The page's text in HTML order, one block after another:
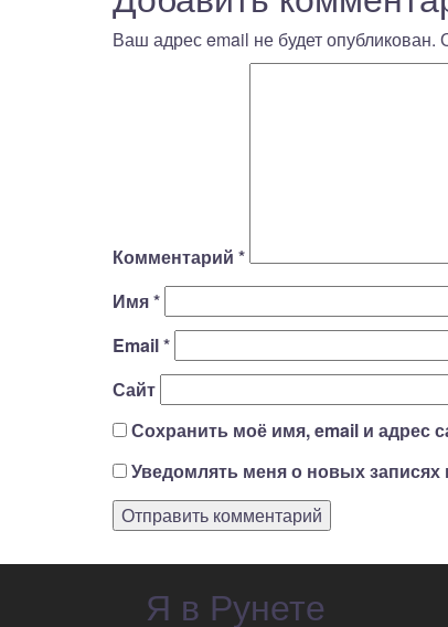
записям
Ваш адрес email не будет опубликован.
Комментарий *
Имя*
Email*
Сайт
Сохранить моё имя, email и адрес
Уведомлять меня о новых записях
Я в Рунете